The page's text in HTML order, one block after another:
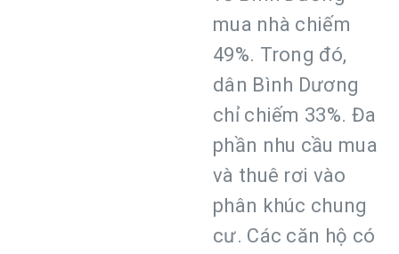
mua nhà chiếm
49%. Trong đó,
dân Bình Dương
chỉ chiếm 33%. Đa
phần nhu cầu mua
và thuê rơi vào
phân khúc chung
cư. Các căn hộ có